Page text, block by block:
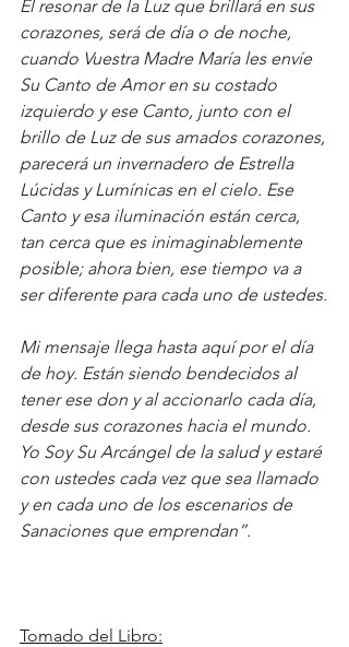
El resonar de la Luz que brillará en sus
corazones, será de día o de noche,
cuando Vuestra Madre María les envíe
Su Canto de Amor en su costado
izquierdo y ese Canto, junto con el
brillo de Luz de sus amados corazones,
parecerá un invernadero de Estrella
Lúcidas y Lumínicas en el cielo. Ese
Canto y esa iluminación están cerca,
tan cerca que es inimaginablemente
posible; ahora bien, ese tiempo va a
ser diferente para cada uno de ustedes.
Mi mensaje llega hasta aquí por el día
de hoy. Están siendo bendecidos al
tener ese don y al accionarlo cada día,
desde sus corazones hacia el mundo.
Yo Soy Su Arcángel de la salud y estaré
con ustedes cada vez que sea llamado
y en cada uno de los escenarios de
Sanaciones que emprendan”.
Tomado del Libro: